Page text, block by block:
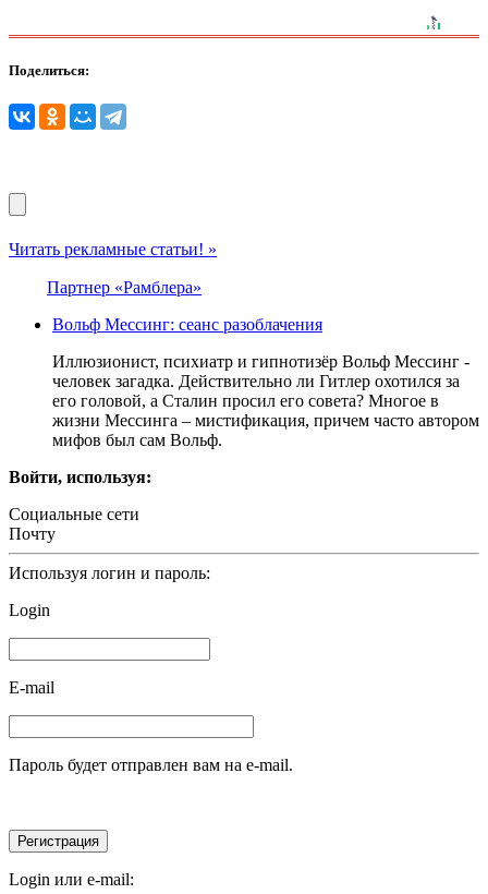
Поделиться:
Читать рекламные статьи! »
Партнер «Рамблера»
Вольф Мессинг: сеанс разоблачения
Иллюзионист, психиатр и гипнотизёр Вольф Мессинг -
человек загадка. Действительно ли Гитлер охотился за
его головой, а Сталин просил его совета? Многое в
жизни Мессинга – мистификация, причем часто автором
мифов был сам Вольф.
Войти, используя:
Социальные сети
Почту
Используя логин и пароль:
Login
E-mail
Пароль будет отправлен вам на e-mail.
Login или e-mail: